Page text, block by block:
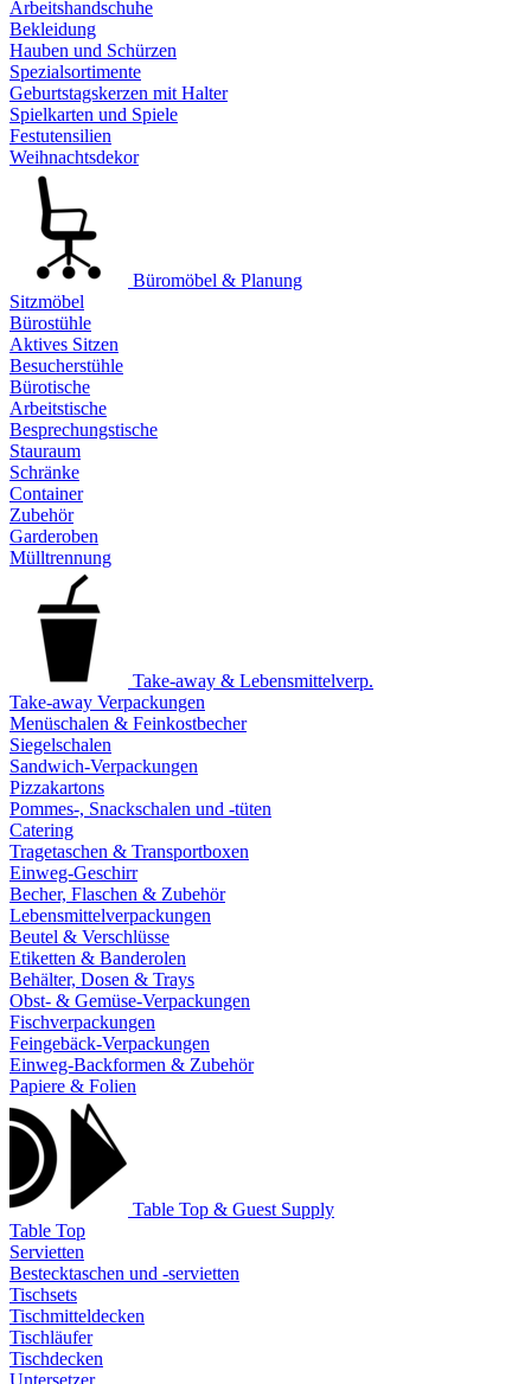
Arbeitshandschuhe
Bekleidung
Hauben und Schürzen
Spezialsortimente
Geburtstagskerzen mit Halter
Spielkarten und Spiele
Festutensilien
Weihnachtsdekor
Büromöbel & Planung
Sitzmöbel
Bürostühle
Aktives Sitzen
Besucherstühle
Bürotische
Arbeitstische
Besprechungstische
Stauraum
Schränke
Container
Zubehör
Garderoben
Mülltrennung
Take-away & Lebensmittelverp.
Take-away Verpackungen
Menüschalen & Feinkostbecher
Siegelschalen
Sandwich-Verpackungen
Pizzakartons
Pommes-, Snackschalen und -tüten
Catering
Tragetaschen & Transportboxen
Einweg-Geschirr
Becher, Flaschen & Zubehör
Lebensmittelverpackungen
Beutel & Verschlüsse
Etiketten & Banderolen
Behälter, Dosen & Trays
Obst- & Gemüse-Verpackungen
Fischverpackungen
Feingebäck-Verpackungen
Einweg-Backformen & Zubehör
Papiere & Folien
Table Top & Guest Supply
Table Top
Servietten
Bestecktaschen und -servietten
Tischsets
Tischmitteldecken
Tischläufer
Tischdecken